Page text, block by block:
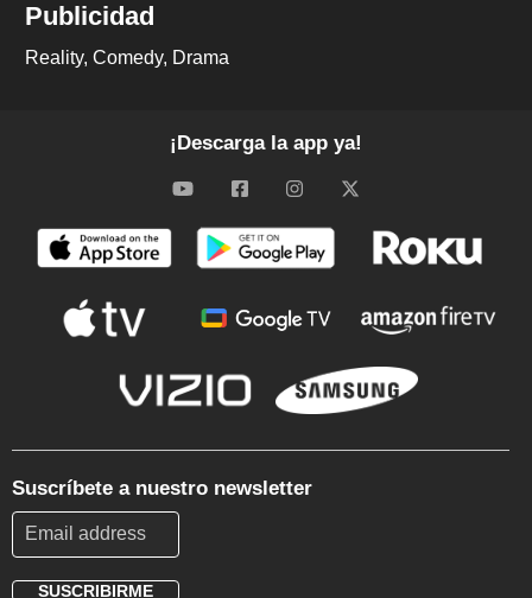
Publicidad
Reality Comedy Drama
¡Descarga la app ya!
Suscríbete a nuestro newsletter
SUSCRIBIRME